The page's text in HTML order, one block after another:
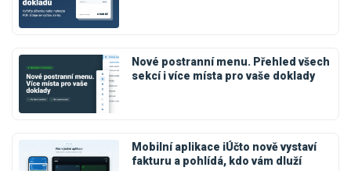
Nové postranní menu. Přehled všech
sekcí i více místa pro vaše doklady
Mobilní aplikace iÚčto nově vystaví
fakturu a pohlídá, kdo vám dluží